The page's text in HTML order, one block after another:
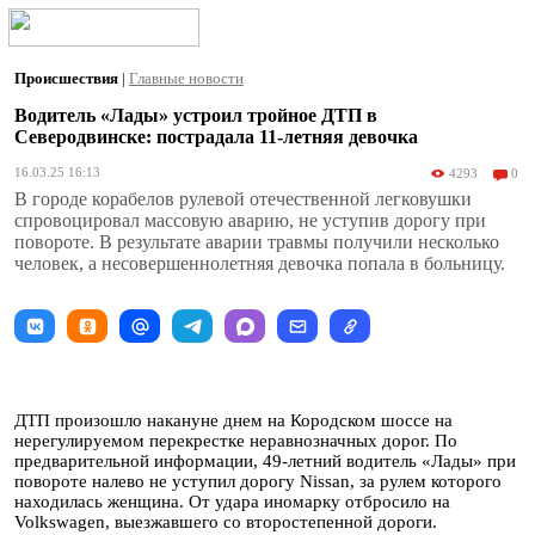
Происшествия | Главные новости
Водитель «Лады» устроил тройное ДТП в
Северодвинске: пострадала 11-летняя девочка
16.03.25 16:13 4293 0
В городе корабелов рулевой отечественной легковушки
спровоцировал массовую аварию, не уступив дорогу при
повороте. В результате аварии травмы получили несколько
человек, а несовершеннолетняя девочка попала в больницу.
ДТП произошло накануне днем на Кородском шоссе на
нерегулируемом перекрестке неравнозначных дорог. По
предварительной информации, 49-летний водитель «Лады» при
повороте налево не уступил дорогу Nissan, за рулем которого
находилась женщина. От удара иномарку отбросило на
Volkswagen, выезжавшего со второстепенной дороги.